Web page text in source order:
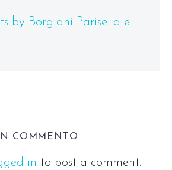
by Borgiani Parisella e
COMMENTO
in to post a comment.